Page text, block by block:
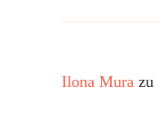
Ilona Mura zu